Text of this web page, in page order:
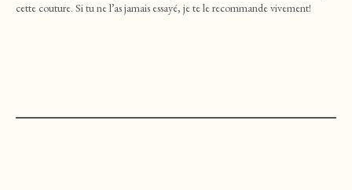
cette couture. Si tu ne l’as jamais essayé, je te le recommande vivement!